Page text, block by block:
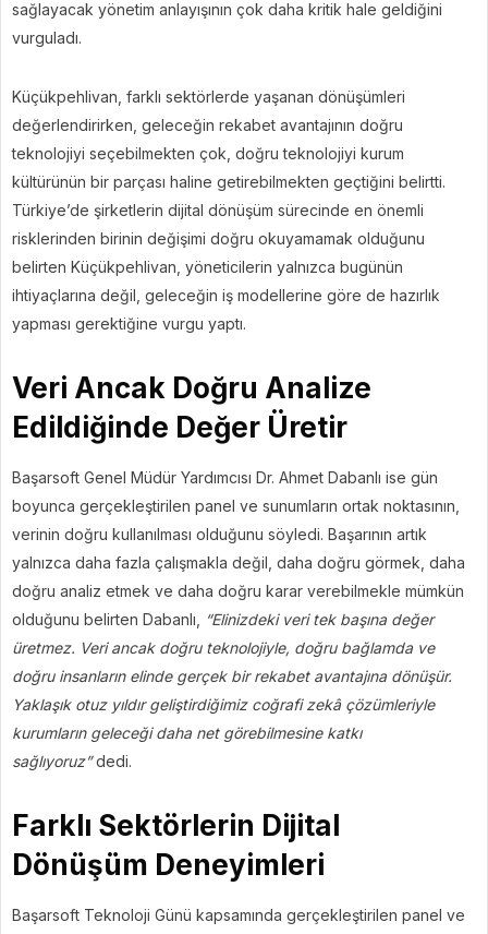
sağlayacak yönetim anlayışının çok daha kritik hale geldiğini
vurguladı.
Küçükpehlivan, farklı sektörlerde yaşanan dönüşümleri
değerlendirirken, geleceğin rekabet avantajının doğru
teknolojiyi seçebilmekten çok, doğru teknolojiyi kurum
kültürünün bir parçası haline getirebilmekten geçtiğini belirtti.
Türkiye’de şirketlerin dijital dönüşüm sürecinde en önemli
risklerinden birinin değişimi doğru okuyamamak olduğunu
belirten Küçükpehlivan, yöneticilerin yalnızca bugünün
ihtiyaçlarına değil, geleceğin iş modellerine göre de hazırlık
yapması gerektiğine vurgu yaptı.
Veri Ancak Doğru Analize
Edildiğinde Değer Üretir
Başarsoft Genel Müdür Yardımcısı Dr. Ahmet Dabanlı ise gün
boyunca gerçekleştirilen panel ve sunumların ortak noktasının,
verinin doğru kullanılması olduğunu söyledi. Başarının artık
yalnızca daha fazla çalışmakla değil, daha doğru görmek, daha
doğru analiz etmek ve daha doğru karar verebilmekle mümkün
olduğunu belirten Dabanlı,
“Elinizdeki veri tek başına değer
üretmez. Veri ancak doğru teknolojiyle, doğru bağlamda ve
doğru insanların elinde gerçek bir rekabet avantajına dönüşür.
Yaklaşık otuz yıldır geliştirdiğimiz coğrafi zekâ çözümleriyle
kurumların geleceği daha net görebilmesine katkı
sağlıyoruz”dedi.
Farklı Sektörlerin Dijital
Dönüşüm Deneyimleri
Başarsoft Teknoloji Günü kapsamında gerçekleştirilen panel ve